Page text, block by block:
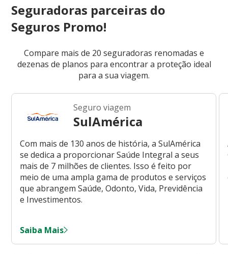
Seguradoras parceiras do
Seguros Promo!
Compare mais de 20 seguradoras renomadas e
dezenas de planos para encontrar a proteção ideal
para a sua viagem.
Seguro viagem
SulAmérica
Com mais de 130 anos de história, a SulAmérica
se dedica a proporcionar Saúde Integral a seus
mais de 7 milhões de clientes. Isso é feito por
meio de uma ampla gama de produtos e serviços
que abrangem Saúde, Odonto, Vida, Previdência
e Investimentos.
Saiba Mais